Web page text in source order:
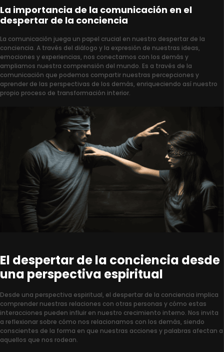
La importancia de la comunicación en el
despertar de la conciencia
La comunicación juega un papel crucial en nuestro despertar de la
conciencia. A través del diálogo y la expresión de nuestras ideas,
emociones y experiencias, nos conectamos con los demás y
ampliamos nuestra comprensión del mundo. Es a través de la
comunicación que podemos compartir nuestras percepciones y
aprender de las perspectivas de los demás, enriqueciendo así nuestro
propio proceso de transformación interior.
El despertar de la conciencia desde
una perspectiva espiritual
Desde una perspectiva espiritual, el despertar de la conciencia implica
comprender nuestras relaciones con otras personas y cómo estas
interacciones pueden influir en nuestro crecimiento interno. Nos invita
a reflexionar sobre cómo nos relacionamos con los demás, siendo
conscientes de la forma en que nuestras acciones y palabras afectan a
aquellos que nos rodean.